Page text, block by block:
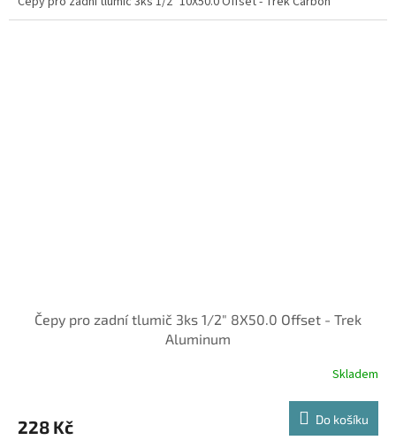
Čepy pro zadní tlumič 3ks 1/2" 8X50.0 Offset - Trek
Aluminum
Skladem
228 Kč Do košíku